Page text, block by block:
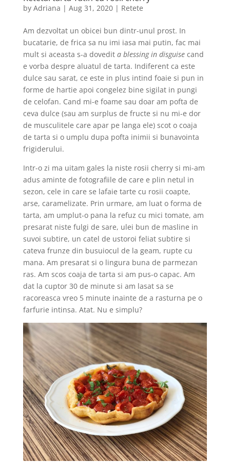
by Adriana | Aug 31, 2020| Retete
Am dezvoltat un obicei bun dintr-unul prost. In
bucatarie, de frica sa nu imi iasa mai putin, fac mai
mult si aceasta s-a dovedit a blessing in disguisecand
e vorba despre aluatul de tarta. Indiferent ca este
dulce sau sarat, ce este in plus intind foaie si pun in
forme de hartie apoi congelez bine sigilat in pungi
de celofan. Cand mi-e foame sau doar am pofta de
ceva dulce (sau am surplus de fructe si nu mi-e dor
de musculitele care apar pe langa ele) scot o coaja
de tarta si o umplu dupa pofta inimii si bunavointa
frigiderului.
Intr-o zi ma uitam gales la niste rosii cherry si mi-am
adus aminte de fotografiile de care e plin netul in
sezon, cele in care se lafaie tarte cu rosii coapte,
arse, caramelizate. Prin urmare, am luat o forma de
tarta, am umplut-o pana la refuz cu mici tomate, am
presarat niste fulgi de sare, ulei bun de masline in
suvoi subtire, un catel de ustoroi feliat subtire si
cateva frunze din busuiocul de la geam, rupte cu
mana. Am presarat si o lingura buna de parmezan
ras. Am scos coaja de tarta si am pus-o capac. Am
dat la cuptor 30 de minute si am lasat sa se
racoreasca vreo 5 minute inainte de a rasturna pe o
farfurie intinsa. Atat. Nu e simplu?